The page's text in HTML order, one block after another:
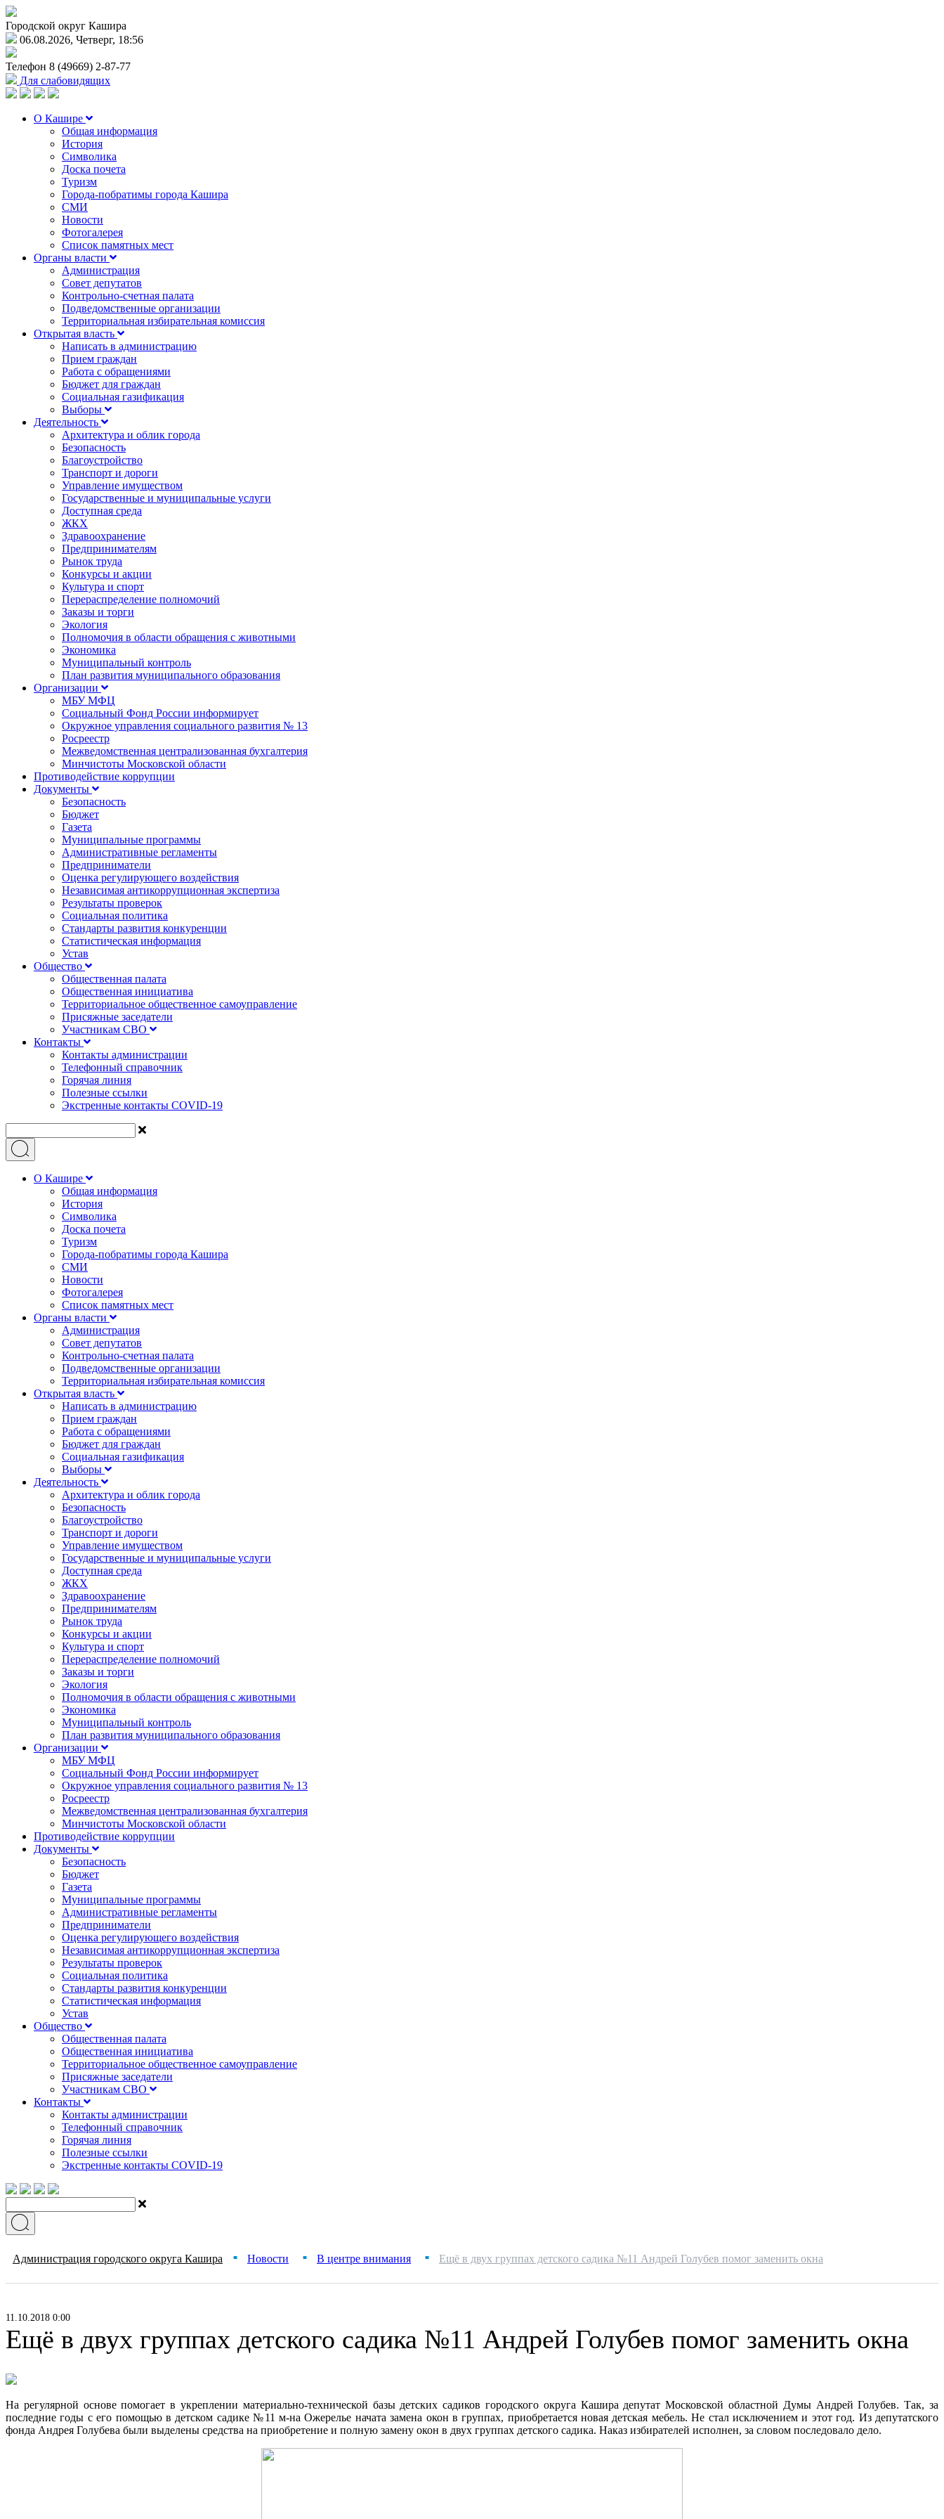
Городской округ Кашира
06.08.2026, Четверг, 18:56
Телефон 8 (49669) 2-87-77
Для слабовидящих
О Кашире
Общая информация
История
Символика
Доска почета
Туризм
Города-побратимы города Кашира
СМИ
Новости
Фотогалерея
Список памятных мест
Органы власти
Администрация
Совет депутатов
Контрольно-счетная палата
Подведомственные организации
Территориальная избирательная комиссия
Открытая власть
Написать в администрацию
Прием граждан
Работа с обращениями
Бюджет для граждан
Социальная газификация
Выборы
Деятельность
Архитектура и облик города
Безопасность
Благоустройство
Транспорт и дороги
Управление имуществом
Государственные и муниципальные услуги
Доступная среда
ЖКХ
Здравоохранение
Предпринимателям
Рынок труда
Конкурсы и акции
Культура и спорт
Перераспределение полномочий
Заказы и торги
Экология
Полномочия в области обращения с животными
Экономика
Муниципальный контроль
План развития муниципального образования
Организации
МБУ МФЦ
Социальный Фонд России информирует
Окружное управления социального развития № 13
Росреестр
Межведомственная централизованная бухгалтерия
Минчистоты Московской области
Противодействие коррупции
Документы
Безопасность
Бюджет
Газета
Муниципальные программы
Административные регламенты
Предприниматели
Оценка регулирующего воздействия
Независимая антикоррупционная экспертиза
Результаты проверок
Социальная политика
Стандарты развития конкуренции
Статистическая информация
Устав
Общество
Общественная палата
Общественная инициатива
Территориальное общественное самоуправление
Присяжные заседатели
Участникам СВО
Контакты
Контакты администрации
Телефонный справочник
Горячая линия
Полезные ссылки
Экстренные контакты COVID-19
О Кашире
Общая информация
История
Символика
Доска почета
Туризм
Города-побратимы города Кашира
СМИ
Новости
Фотогалерея
Список памятных мест
Органы власти
Администрация
Совет депутатов
Контрольно-счетная палата
Подведомственные организации
Территориальная избирательная комиссия
Открытая власть
Написать в администрацию
Прием граждан
Работа с обращениями
Бюджет для граждан
Социальная газификация
Выборы
Деятельность
Архитектура и облик города
Безопасность
Благоустройство
Транспорт и дороги
Управление имуществом
Государственные и муниципальные услуги
Доступная среда
ЖКХ
Здравоохранение
Предпринимателям
Рынок труда
Конкурсы и акции
Культура и спорт
Перераспределение полномочий
Заказы и торги
Экология
Полномочия в области обращения с животными
Экономика
Муниципальный контроль
План развития муниципального образования
Организации
МБУ МФЦ
Социальный Фонд России информирует
Окружное управления социального развития № 13
Росреестр
Межведомственная централизованная бухгалтерия
Минчистоты Московской области
Противодействие коррупции
Документы
Безопасность
Бюджет
Газета
Муниципальные программы
Административные регламенты
Предприниматели
Оценка регулирующего воздействия
Независимая антикоррупционная экспертиза
Результаты проверок
Социальная политика
Стандарты развития конкуренции
Статистическая информация
Устав
Общество
Общественная палата
Общественная инициатива
Территориальное общественное самоуправление
Присяжные заседатели
Участникам СВО
Контакты
Контакты администрации
Телефонный справочник
Горячая линия
Полезные ссылки
Экстренные контакты COVID-19
Администрация городского округа Кашира ■ Новости ■ В центре внимания ■ Ещё в двух группах детского садика №11 Андрей Голубев помог заменить окна
11.10.2018 0:00
Ещё в двух группах детского садика №11 Андрей Голубев помог заменить окна
На регулярной основе помогает в укреплении материально-технической базы детских садиков городского округа Кашира депутат Московской областной Думы Андрей Голубев. Так, за
последние годы с его помощью в детском садике №11 м-на Ожерелье начата замена окон в группах, приобретается новая детская мебель. Не стал исключением и этот год. Из депутатского
фонда Андрея Голубева были выделены средства на приобретение и полную замену окон в двух группах детского садика. Наказ избирателей исполнен, за словом последовало дело.